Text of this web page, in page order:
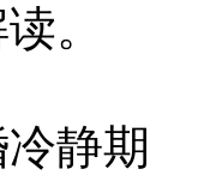
。
静期